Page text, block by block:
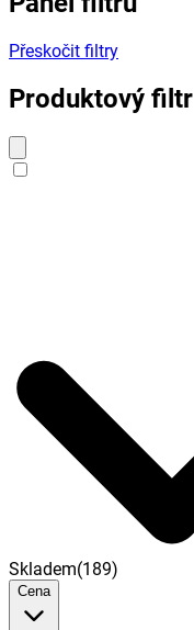
Přeskočit filtry
Produktový filtr
Skladem(189)
Cena